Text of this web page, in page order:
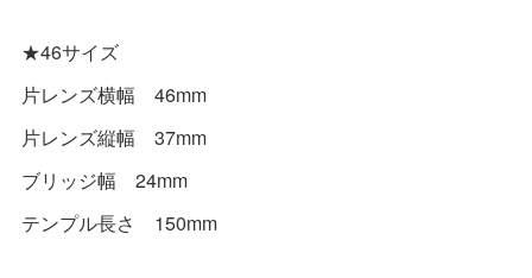
★46サイズ
片レンズ横幅 46mm
片レンズ縦幅 37mm
ブリッジ幅 24mm
テンプル長さ 150mm